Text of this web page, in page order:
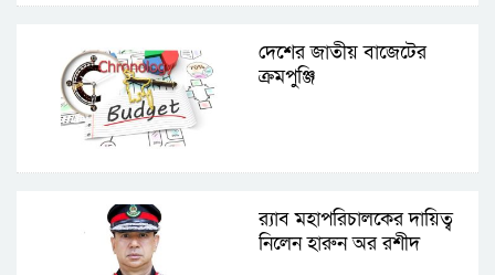
দেশের জাতীয় বাজেটের
ক্রমপুঞ্জি
র‌্যাব মহাপরিচালকের দায়িত্ব
নিলেন হারুন অর রশীদ